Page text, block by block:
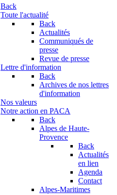
Back
Toute l'actualité
Back
Actualités
Communiqués de
presse
Revue de presse
Lettre d'information
Back
Archives de nos lettres
d'information
Nos valeurs
Notre action en PACA
Back
Alpes de Haute-
Provence
Back
Actualités
en lien
Agenda
Contact
Alpes-Maritimes